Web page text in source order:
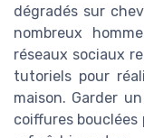
dégradés sur
nombreux
réseaux sociaux
tutoriels pour
maison. Garder
coiffures